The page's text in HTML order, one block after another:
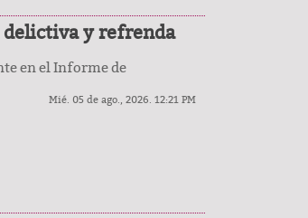
delictiva y refrenda
en el Informe de
Mié. 05 de ago., 2026. 12:21 PM